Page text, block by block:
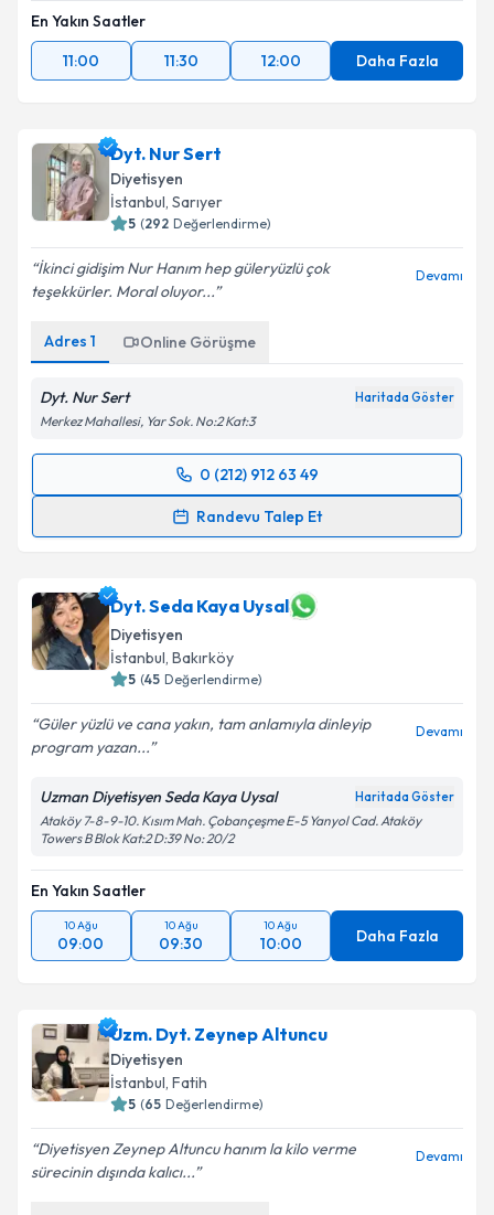
En Yakın Saatler
11:00
11:30 12:00 Daha Fazla
Dyt. Nur Sert
Diyetisyen
İstanbul, Sarıyer
( Değerlendirme)
İkinci gidişim Nur Hanım hep güleryüzlü çok
teşekkürler. Moral oluyor...
Adres 1 Online Görüşme
Dyt. Nur Sert
Merkez Mahallesi, Yar Sok. No:2 Kat:3
0 (212) 912 63 49
Randevu Talep Et
Randevu Takvimi Talebi
Size bu uzmandan randevu almanız için bir takvim
hazırlandığında e-posta ile bilgilendireceğiz.
E-posta Adresiniz
Metni'ni okudum ve kişisel verilerimin belirtilen
kapsamda işlenmesini kabul ediyorum.
Dyt. Seda Kaya Uysal
Diyetisyen
İstanbul, Bakırköy
( Değerlendirme)
Güler yüzlü ve cana yakın, tam anlamıyla dinleyip
program yazan...
Uzman Diyetisyen Seda Kaya Uysal
Ataköy 7-8-9-10. Kısım Mah. Çobançeşme E-5 Yanyol Cad. Ataköy
En Yakın Saatler
10 Ağu
09:00
10 Ağu
09:30
10 Ağu
10:00 Daha Fazla
Uzm. Dyt. Zeynep Altuncu
Diyetisyen
İstanbul, Fatih
( Değerlendirme)
Diyetisyen Zeynep Altuncu hanım la kilo verme
sürecinin dışında kalıcı...